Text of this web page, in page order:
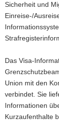
Sicherheit und
Einreise-/
Das Visa-
Union mit den
verbindet. Sie
Informationen
Kurzaufenthalte